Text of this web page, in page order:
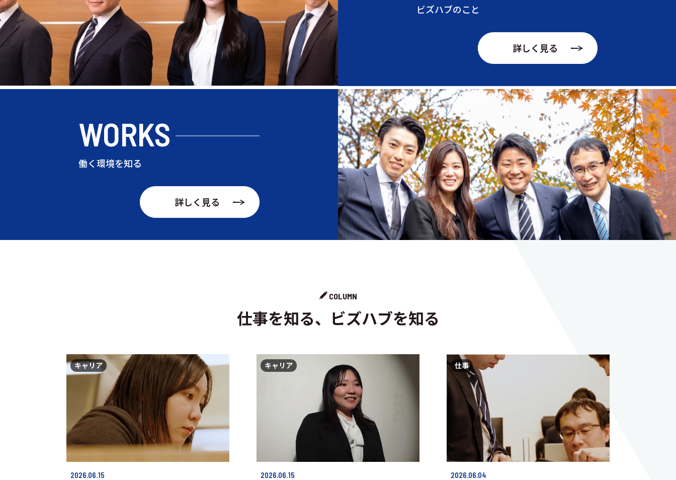
ビズハブのこと
詳しく見る
WORKS
働く環境を知る
詳しく見る
COLUMN
仕事を知る、ビズハブを知る
2026.06.15
キャリア
2026.06.15
キャリア
2026.06.04
仕事